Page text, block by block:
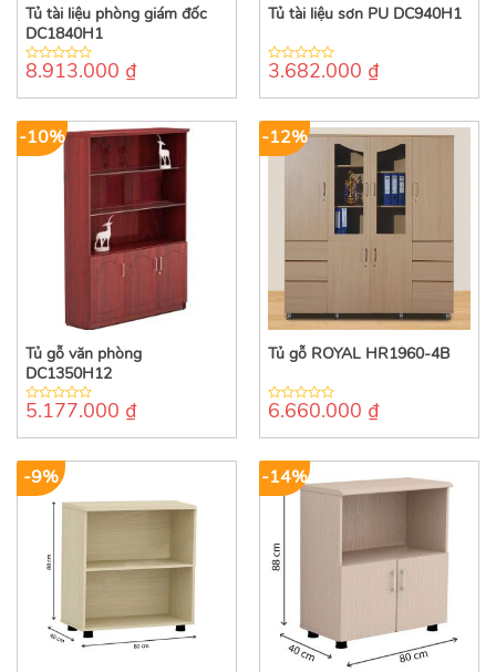
Tủ tài liệu phòng giám đốc
DC1840H1
0
of
8.913.000 ₫
Tủ tài liệu sơn PU DC940H1
0
of
3.682.000 ₫
-10%
Tủ gỗ văn phòng
DC1350H12
0
of
5.177.000 ₫
-12%
Tủ gỗ ROYAL HR1960-4B
0
of
6.660.000 ₫
-9% -14%